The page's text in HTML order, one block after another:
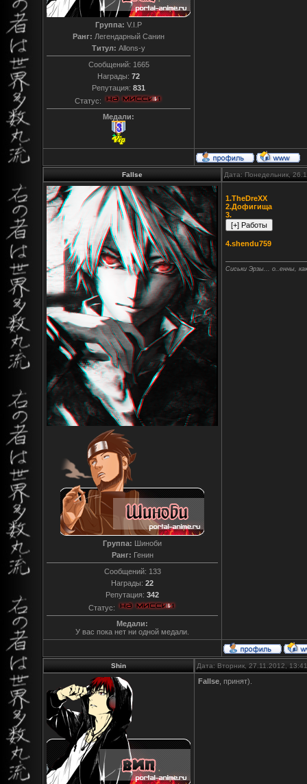
Группа: V.I.P
Ранг: Легендарный Санин
Титул: Allons-y
Сообщений: 1665
Награды: 72
Репутация: 831
Статус:
Медали:
Fallse Дата: Понедельник,
Группа: Шиноби
Ранг: Генин
Сообщений: 133
Награды: 22
Репутация: 342
Статус:
Медали:
У вас пока нет ни одной медали.
1.TheDreXX
2.Дофигища
3.
4.shendu759
Сиськи Эрзы... о..енны,
Shin Дата: Вторник, 27.11.2012,
Fallse , принят).